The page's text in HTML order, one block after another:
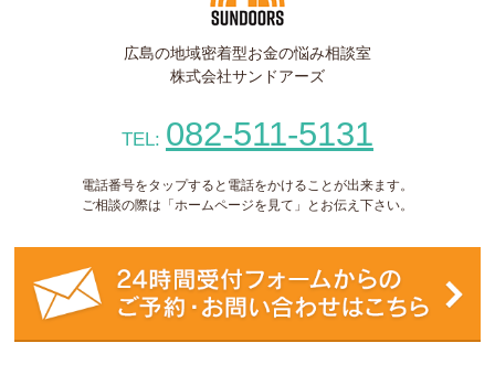
広島の地域密着型お金の悩み相談室
株式会社サンドアーズ
TEL: 082-511-5131
電話番号をタップすると電話をかけることが出来ます。
ご相談の際は「ホームページを見て」とお伝え下さい。